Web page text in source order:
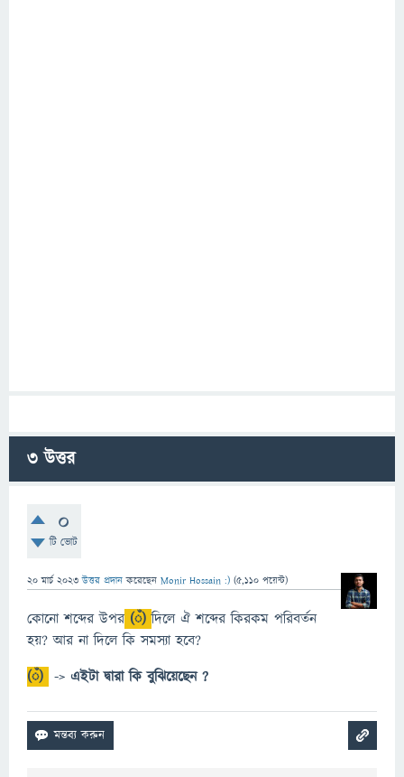
3উত্তর
0
টি ভোট
20 মার্চ 2023 উত্তর প্রদান করেছেন Monir Hossain :) (5,110 পয়েন্ট)
কোনো শব্দের উপর (ঁ)দিলে ঐ শব্দের কিরকম পরিবর্তন
হয়? আর না দিলে কি সমস্যা হবে?
(ঁ) -> এইটা দ্বারা কি বুঝিয়েছেন ?